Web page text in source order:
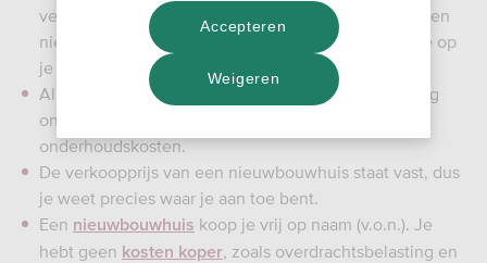
verwarmingssysteem, nieuwe elektra en riolering. Een
nieuwbouwhuis is duurzaam en daarmee bespaar je op
je energiekosten.
Alles is nieuw, dus je hebt geen last van achterstallig
onderhoud en je hebt de eerste jaren weinig
onderhoudskosten.
De verkoopprijs van een nieuwbouwhuis staat vast, dus
je weet precies waar je aan toe bent.
Een nieuwbouwhuis koop je vrij op naam (v.o.n.). Je
hebt geen kosten koper, zoals overdrachtsbelasting en
Weigeren
Accepteren